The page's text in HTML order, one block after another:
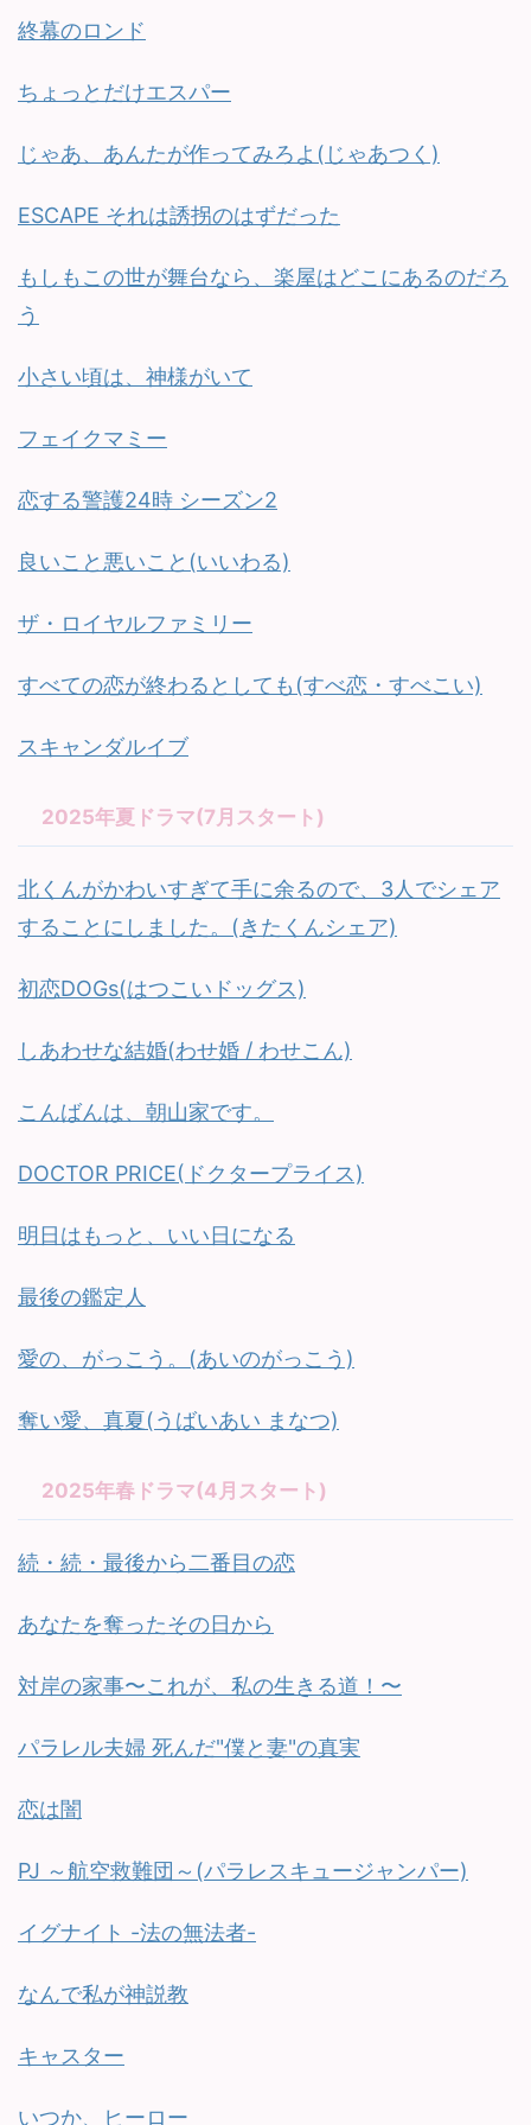
終幕のロンド
ちょっとだけエスパー
じゃあ、あんたが作ってみろよ(じゃあつく)
ESCAPE それは誘拐のはずだった
もしもこの世が舞台なら、楽屋はどこにあるのだろ
う
小さい頃は、神様がいて
フェイクマミー
恋する警護24時 シーズン2
良いこと悪いこと(いいわる)
ザ・ロイヤルファミリー
すべての恋が終わるとしても(すべ恋・すべこい)
スキャンダルイブ
2025年夏ドラマ(7月スタート)
北くんがかわいすぎて手に余るので、3人でシェア
することにしました。(きたくんシェア)
初恋DOGs(はつこいドッグス)
しあわせな結婚(わせ婚 / わせこん)
こんばんは、朝山家です。
DOCTOR PRICE(ドクタープライス)
明日はもっと、いい日になる
最後の鑑定人
愛の、がっこう。(あいのがっこう)
奪い愛、真夏(うばいあい まなつ)
2025年春ドラマ(4月スタート)
続・続・最後から二番目の恋
あなたを奪ったその日から
対岸の家事〜これが、私の生きる道！〜
パラレル夫婦 死んだ"僕と妻"の真実
恋は闇
PJ ～航空救難団～(パラレスキュージャンパー)
イグナイト -法の無法者-
なんで私が神説教
キャスター
いつか、ヒーロー